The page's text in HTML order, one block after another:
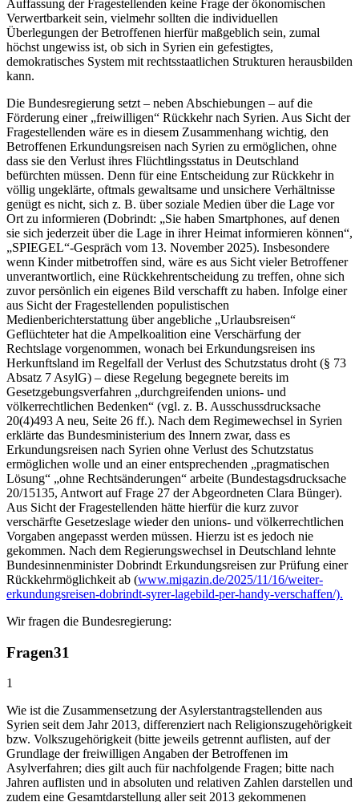
Auffassung der Fragestellenden keine Frage der ökonomischen
Verwertbarkeit sein, vielmehr sollten die individuellen
Überlegungen der Betroffenen hierfür maßgeblich sein, zumal
höchst ungewiss ist, ob sich in Syrien ein gefestigtes,
demokratisches System mit rechtsstaatlichen Strukturen herausbilden
kann.
Die Bundesregierung setzt – neben Abschiebungen – auf die
Förderung einer „freiwilligen“ Rückkehr nach Syrien. Aus Sicht der
Fragestellenden wäre es in diesem Zusammenhang wichtig, den
Betroffenen Erkundungsreisen nach Syrien zu ermöglichen, ohne
dass sie den Verlust ihres Flüchtlingsstatus in Deutschland
befürchten müssen. Denn für eine Entscheidung zur Rückkehr in
völlig ungeklärte, oftmals gewaltsame und unsichere Verhältnisse
genügt es nicht, sich z. B. über soziale Medien über die Lage vor
Ort zu informieren (Dobrindt: „Sie haben Smartphones, auf denen
sie sich jederzeit über die Lage in ihrer Heimat informieren können“,
„SPIEGEL“-Gespräch vom 13. November 2025). Insbesondere
wenn Kinder mitbetroffen sind, wäre es aus Sicht vieler Betroffener
unverantwortlich, eine Rückkehrentscheidung zu treffen, ohne sich
zuvor persönlich ein eigenes Bild verschafft zu haben. Infolge einer
aus Sicht der Fragestellenden populistischen
Medienberichterstattung über angebliche „Urlaubsreisen“
Geflüchteter hat die Ampelkoalition eine Verschärfung der
Rechtslage vorgenommen, wonach bei Erkundungsreisen ins
Herkunftsland im Regelfall der Verlust des Schutzstatus droht (§ 73
Absatz 7 AsylG) – diese Regelung begegnete bereits im
Gesetzgebungsverfahren „durchgreifenden unions- und
völkerrechtlichen Bedenken“ (vgl. z. B. Ausschussdrucksache
20(4)493 A neu, Seite 26 ff.). Nach dem Regimewechsel in Syrien
erklärte das Bundesministerium des Innern zwar, dass es
Erkundungsreisen nach Syrien ohne Verlust des Schutzstatus
ermöglichen wolle und an einer entsprechenden „pragmatischen
Lösung“ „ohne Rechtsänderungen“ arbeite (Bundestagsdrucksache
20/15135, Antwort auf Frage 27 der Abgeordneten Clara Bünger).
Aus Sicht der Fragestellenden hätte hierfür die kurz zuvor
verschärfte Gesetzeslage wieder den unions- und völkerrechtlichen
Vorgaben angepasst werden müssen. Hierzu ist es jedoch nie
gekommen. Nach dem Regierungswechsel in Deutschland lehnte
Bundesinnenminister Dobrindt Erkundungsreisen zur Prüfung einer
Rückkehrmöglichkeit ab (www.migazin.de/2025/11/16/weiter-
erkundungsreisen-dobrindt-syrer-lagebild-per-handy-verschaffen/).
Wir fragen die Bundesregierung:
Fragen31
1
Wie ist die Zusammensetzung der Asylerstantragstellenden aus
Syrien seit dem Jahr 2013, differenziert nach Religionszugehörigkeit
bzw. Volkszugehörigkeit (bitte jeweils getrennt auflisten, auf der
Grundlage der freiwilligen Angaben der Betroffenen im
Asylverfahren; dies gilt auch für nachfolgende Fragen; bitte nach
Jahren auflisten und in absoluten und relativen Zahlen darstellen und
zudem eine Gesamtdarstellung aller seit 2013 gekommenen